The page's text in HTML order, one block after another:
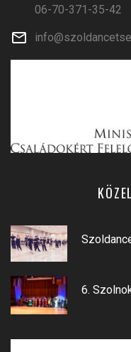
06-70-371-35-42
6.